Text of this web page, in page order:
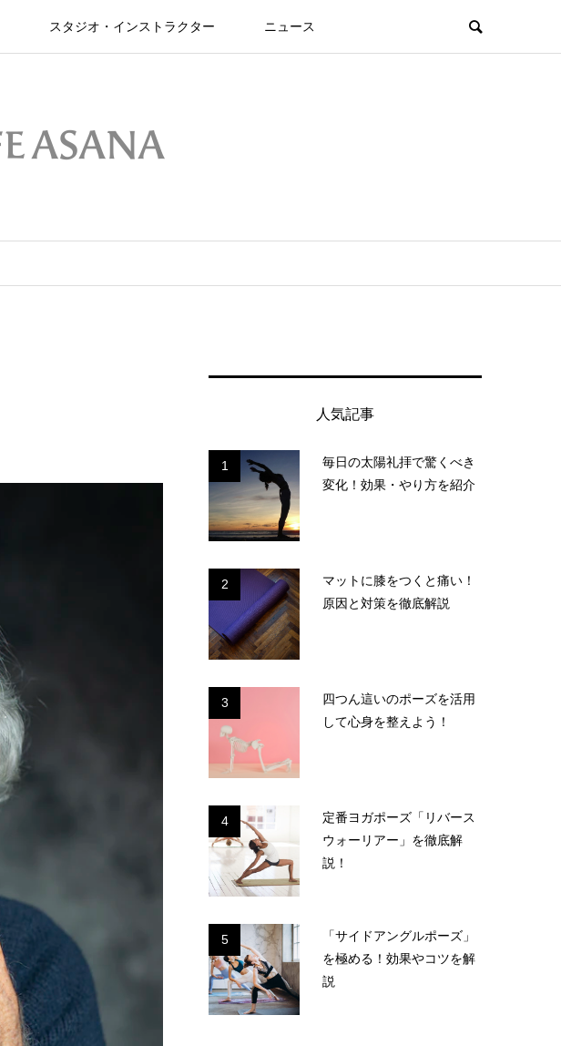
スタジオ・インストラクター ニュース
人気記事
1
毎日の太陽礼拝で驚くべき
変化！効果・やり方を紹介
2
マットに膝をつくと痛い！
原因と対策を徹底解説
3
四つん這いのポーズを活用
して心身を整えよう！
4
定番ヨガポーズ「リバース
ウォーリアー」を徹底解
説！
5
「サイドアングルポーズ」
を極める！効果やコツを解
説